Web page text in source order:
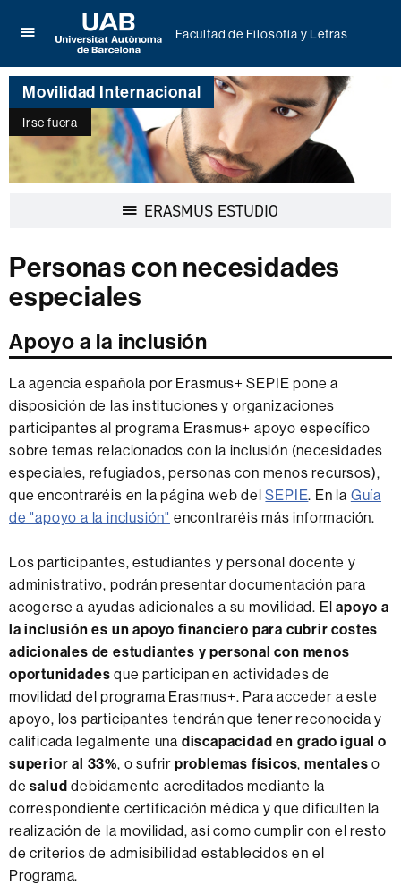
aquí
para
desplegar
el
menú
de
Facultad
de
Universitat
Autònoma
de
Barcelona
Facultad de Filosofía y Letras
Movilidad Internacional
Irse fuera
ERASMUS ESTUDIO
Personas con necesidades
especiales
Apoyo a la inclusión
La agencia española por Erasmus+ SEPIE pone a
disposición de las instituciones y organizaciones
participantes al programa Erasmus+ apoyo específico
sobre temas relacionados con la inclusión (necesidades
especiales, refugiados, personas con menos recursos),
que encontraréis en la página web delSEPIE. En la Guía
de "apoyo a la inclusión" encontraréis más información.
Los participantes, estudiantes y personal docente y
administrativo, podrán presentar documentación para
acogerse a ayudas adicionales a su movilidad. Elapoyo a
la inclusión es un apoyo financiero para cubrir costes
adicionales de estudiantes y personal con menos
oportunidades que participan en actividades de
movilidad del programa Erasmus+. Para acceder a este
apoyo, los participantes tendrán que tener reconocida y
calificada legalmente una discapacidad en grado igual o
superior al 33%, o sufrir problemas físicos,mentaleso
desalud debidamente acreditados mediante la
correspondiente certificación médica y que dificulten la
realización de la movilidad, así como cumplir con el resto
de criterios de admisibilidad establecidos en el
Programa.